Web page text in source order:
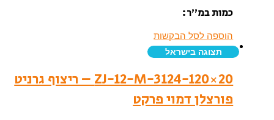
כמות במ”ר:
הוספה לסל הבקשות
תצוגה בישראל
ZJ-12-M-3124-120×20 – ריצוף גרניט
פורצלן דמוי פרקט